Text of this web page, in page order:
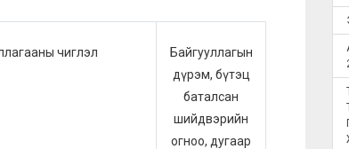
чиглэл
Байгууллагын
дүрэм, бүтэц
баталсан
шийдвэрийн
огноо, дугаар